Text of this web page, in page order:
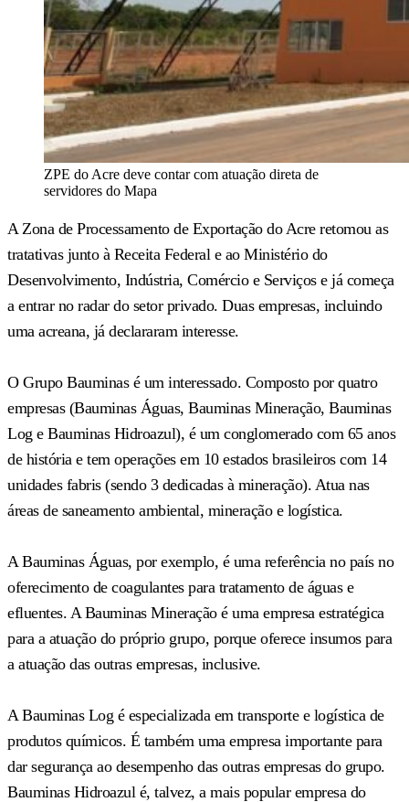
ZPE do Acre deve contar com atuação direta de
servidores do Mapa
A Zona de Processamento de Exportação do Acre retomou as
tratativas junto à Receita Federal e ao Ministério do
Desenvolvimento, Indústria, Comércio e Serviços e já começa
a entrar no radar do setor privado. Duas empresas, incluindo
uma acreana, já declararam interesse.
O Grupo Bauminas é um interessado. Composto por quatro
empresas (Bauminas Águas, Bauminas Mineração, Bauminas
Log e Bauminas Hidroazul), é um conglomerado com 65 anos
de história e tem operações em 10 estados brasileiros com 14
unidades fabris (sendo 3 dedicadas à mineração). Atua nas
áreas de saneamento ambiental, mineração e logística.
A Bauminas Águas, por exemplo, é uma referência no país no
oferecimento de coagulantes para tratamento de águas e
efluentes. A Bauminas Mineração é uma empresa estratégica
para a atuação do próprio grupo, porque oferece insumos para
a atuação das outras empresas, inclusive.
A Bauminas Log é especializada em transporte e logística de
produtos químicos. É também uma empresa importante para
dar segurança ao desempenho das outras empresas do grupo.
Bauminas Hidroazul é, talvez, a mais popular empresa do